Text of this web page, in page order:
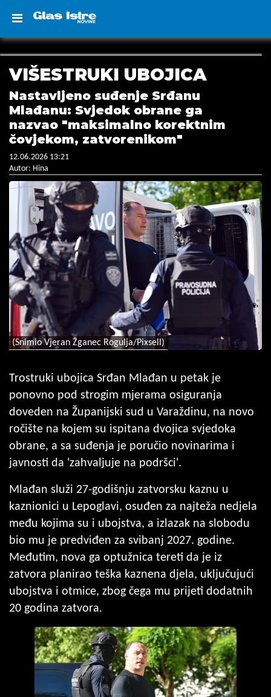
VIŠESTRUKI UBOJICA
Nastavljeno suđenje Srđanu
Mlađanu: Svjedok obrane ga
nazvao "maksimalno korektnim
čovjekom, zatvorenikom"
12.06.2026 13:21
Autor: Hina
(Snimio Vjeran Žganec Rogulja/Pixsell)
Trostruki ubojica Srđan Mlađan u petak je
ponovno pod strogim mjerama osiguranja
doveden na Županijski sud u Varaždinu, na novo
ročište na kojem su ispitana dvojica svjedoka
obrane, a sa suđenja je poručio novinarima i
javnosti da 'zahvaljuje na podršci'.
Mlađan služi 27-godišnju zatvorsku kaznu u
kaznionici u Lepoglavi, osuđen za najteža nedjela
među kojima su i ubojstva, a izlazak na slobodu
bio mu je predviđen za svibanj 2027. godine.
Međutim, nova ga optužnica tereti da je iz
zatvora planirao teška kaznena djela, uključujući
ubojstva i otmice, zbog čega mu prijeti dodatnih
20 godina zatvora.